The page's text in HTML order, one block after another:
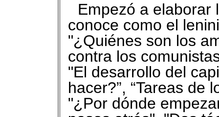
Empezó a elaborar
conoce como el
"¿Quiénes son los
contra los
"El desarrollo del
hacer?”, “Tareas de
"¿Por dónde